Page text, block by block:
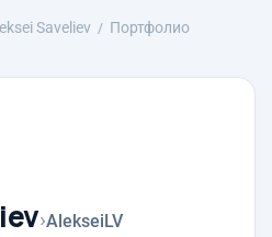
Saveliev
Портфолио
›AlekseiLV